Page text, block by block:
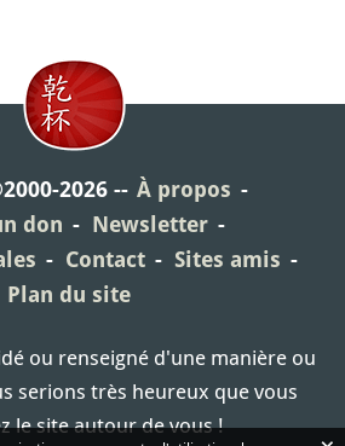
2026
À propos
don
Newsletter
Contact
Sites amis
Plan du site
ou renseigné d'une manière ou
serions très heureux que vous
le site autour de vous !